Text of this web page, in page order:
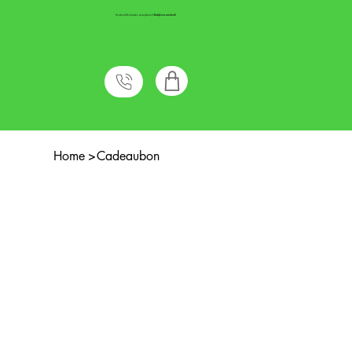
Huidoneffenheden verwijderen?Bekijk ons aanbod!
Home >Cadeaubon